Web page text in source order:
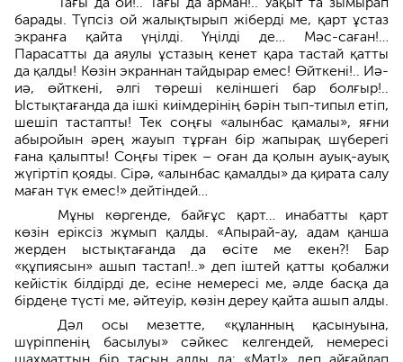
барады. Түпсіз ой жалықтырып жіберді ме, қарт ұстаз
экранға қайта үңілді. Үңілді де… Мәс-саған!…
Парасатты да аяулы ұстазың кенет қара тастай қатты
да қалды! Көзін экраннан тайдырар емес! Өйткені!.. Иә-
иә, өйткені, әлгі төреші келіншегі бар болғыр!..
Ыстықтағанда да ішкі киімдерінің бәрін тып-типыл етіп,
шешіп тастапты! Тек соңғы «алынбас қамалы», яғни
абыройын әрең жауып тұрған бір жапырақ шүберегі
ғана қалыпты! Соңғы тірек – оған да қолын ауық-ауық
жүгіртіп қояды. Сірә, «алынбас қамалды» да қирата салу
маған түк емес!» дейтіндей…
Мұны көргенде, байғұс қарт… инабатты қарт
көзін еріксіз жұмып қалды. «Апырай-ау, адам қанша
жерден ыстықтағанда да өсіте ме екен?! Бар
«құпиясын» ашып тастап!..» деп іштей қатты қобалжи
кейістік білдірді де, есіне немересі ме, әлде басқа да
бірдеңе түсті ме, әйтеуір, көзін дереу қайта ашып алды.
Дәл осы мезетте, «құланның қасынуына,
шүріппенің басылуы» сәйкес келгендей, немересі
шахматтың бір тасын алды да: «Мат!» деп айғайлап